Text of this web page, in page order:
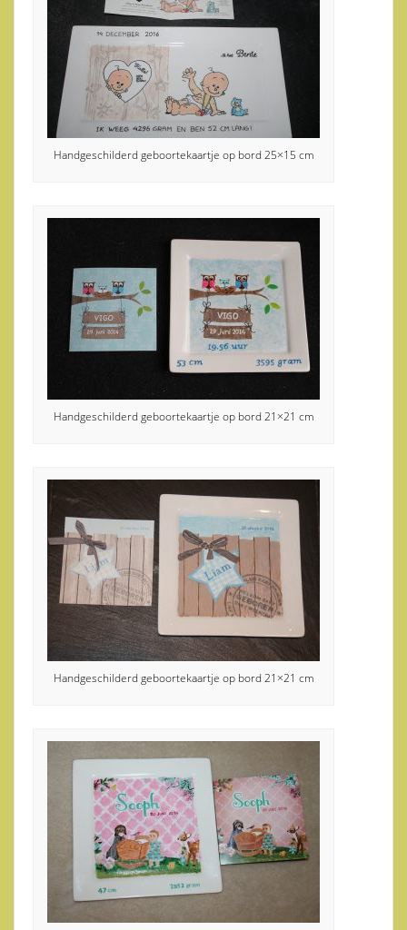
Handgeschilderd geboortekaartje op bord 25×15 cm
Handgeschilderd geboortekaartje op bord 21×21 cm
Handgeschilderd geboortekaartje op bord 21×21 cm